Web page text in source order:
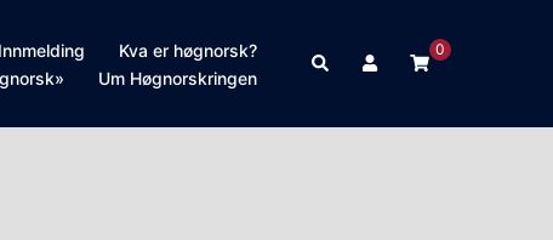
Innmelding
Kva er høgnorsk?
Um Høgnorskringen
Search
0